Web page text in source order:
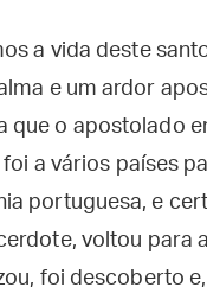
a vida deste
e um ardor
que o apostolado
a vários países
portuguesa, e
voltou para
foi descoberto